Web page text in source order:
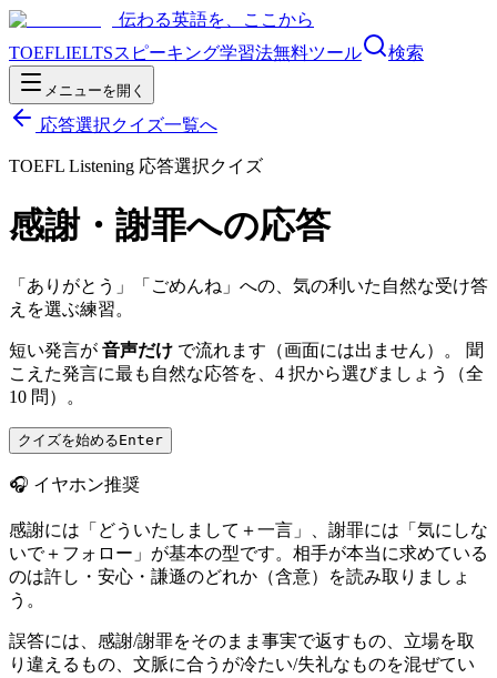
伝わる英語を、ここから
TOEFLIELTSスピーキング学習法無料ツール 検索
メニューを開く
応答選択クイズ一覧へ
TOEFL Listening 応答選択クイズ
感謝・謝罪への応答
「ありがとう」「ごめんね」への、気の利いた自然な受け答
えを選ぶ練習。
短い発言が 音声だけ で流れます（画面には出ません）。 聞
こえた発言に最も自然な応答を、4 択から選びましょう（全
10 問）。
クイズを始めるEnter
🎧 イヤホン推奨
感謝には「どういたしまして＋一言」、謝罪には「気にしな
いで＋フォロー」が基本の型です。相手が本当に求めている
のは許し・安心・謙遜のどれか（含意）を読み取りましょ
う。
誤答には、感謝/謝罪をそのまま事実で返すもの、立場を取
り違えるもの、文脈に合うが冷たい/失礼なものを混ぜてい